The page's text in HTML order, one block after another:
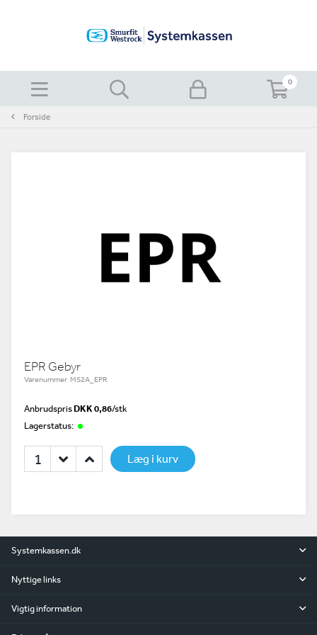
0
Forside
EPR Gebyr
Varenummer MS2A_EPR
AnbrudsprisDKK 0,86/stk
Lagerstatus:
Læg i kurv
Systemkassen.dk
Nyttige links
Vigtig information